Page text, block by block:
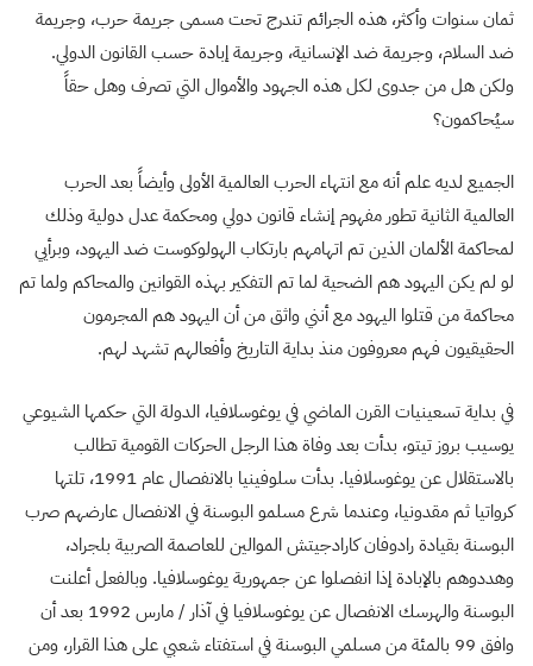
ثمان سنوات وأكثر، هذه الجرائم تندرج تحت مسمى جريمة حرب، وجريمة
ضد السلام، وجريمة ضد الإنسانية، وجريمة إبادة حسب القانون الدولي.
ولكن هل من جدوى لكل هذه الجهود والأموال التي تصرف وهل حقاً
سيُحاكمون؟
الجميع لديه علم أنه مع انتهاء الحرب العالمية الأولى وأيضاً بعد الحرب
العالمية الثانية تطور مفهوم إنشاء قانون دولي ومحكمة عدل دولية وذلك
لمحاكمة الألمان الذين تم اتهامهم بارتكاب الهولوكوست ضد اليهود، وبرأيي
لو لم يكن اليهود هم الضحية لما تم التفكير بهذه القوانين والمحاكم ولما تم
محاكمة من قتلوا اليهود مع أنني واثق من أن اليهود هم المجرمون
الحقيقيون فهم معروفون منذ بداية التاريخ وأفعالهم تشهد لهم.
في بداية تسعينيات القرن الماضي في يوغوسلافيا، الدولة التي حكمها الشيوعي
يوسيب بروز تيتو، بدأت بعد وفاة هذا الرجل الحركات القومية تطالب
بالاستقلال عن يوغوسلافيا. بدأت سلوفينيا بالانفصال عام 1991، تلتها
كرواتيا ثم مقدونيا، وعندما شرع مسلمو البوسنة في الانفصال عارضهم صرب
البوسنة بقيادة رادوفان كارادجيتش الموالين للعاصمة الصربية بلجراد،
وهددوهم بالإبادة إذا انفصلوا عن جمهورية يوغوسلافيا. وبالفعل أعلنت
البوسنة والهرسك الانفصال عن يوغوسلافيا في آذار / مارس 1992 بعد أن
وافق 99 بالمئة من مسلمي البوسنة في استفتاء شعبي على هذا القرار، ومن